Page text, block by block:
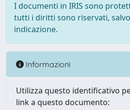
I documenti in IRIS sono
tutti i diritti sono riservati,
indicazione.
Informazioni
Utilizza questo identificativo
link a questo documento: